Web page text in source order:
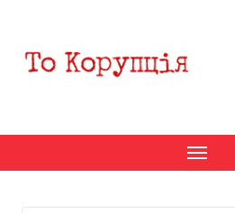
содержанию